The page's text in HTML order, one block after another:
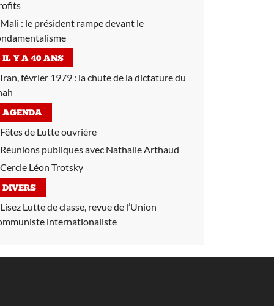
Mali : le président rampe devant le
IL Y A 40 ANS
Iran, février 1979 : la chute de la dictature du
AGENDA
Fêtes de Lutte ouvrière
Réunions publiques avec Nathalie Arthaud
Cercle Léon Trotsky
DIVERS
Lisez Lutte de classe, revue de l’Union
internationaliste